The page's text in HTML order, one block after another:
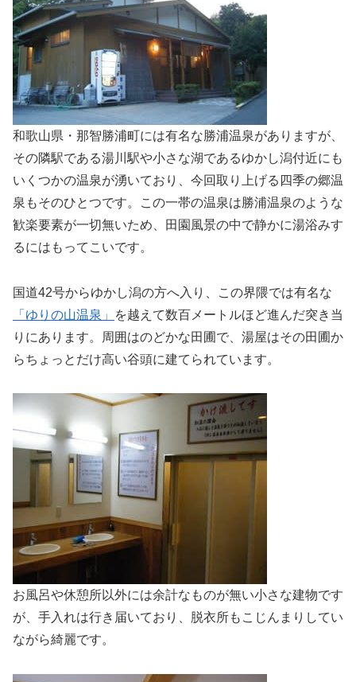
和歌山県・那智勝浦町には有名な勝浦温泉がありますが、
その隣駅である湯川駅や小さな湖であるゆかし潟付近にも
いくつかの温泉が湧いており、今回取り上げる四季の郷温
泉もそのひとつです。この一帯の温泉は勝浦温泉のような
歓楽要素が一切無いため、田園風景の中で静かに湯浴みす
るにはもってこいです。
国道42号からゆかし潟の方へ入り、この界隈では有名な
「ゆりの山温泉」
を越えて数百メートルほど進んだ突き当
りにあります。周囲はのどかな田圃で、湯屋はその田圃か
らちょっとだけ高い谷頭に建てられています。
お風呂や休憩所以外には余計なものが無い小さな建物です
が、手入れは行き届いており、脱衣所もこじんまりしてい
ながら綺麗です。